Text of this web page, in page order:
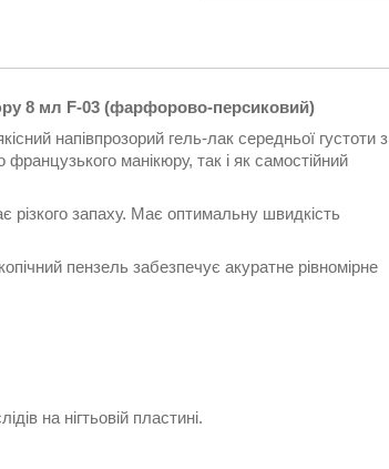
8 мл F-03 (фарфорово-персиковий)
напівпрозорий гель-лак середньої густоти з
манікюру, так і як самостійний
різкого запаху. Має оптимальну швидкість
пензель забезпечує акуратне рівномірне
на нігтьовій пластині.